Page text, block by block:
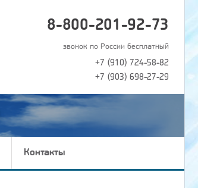
8-800-201-92-73
звонок по России бесплатный
+7 (910) 724-58-82
+7 (903) 698-27-29
Контакты